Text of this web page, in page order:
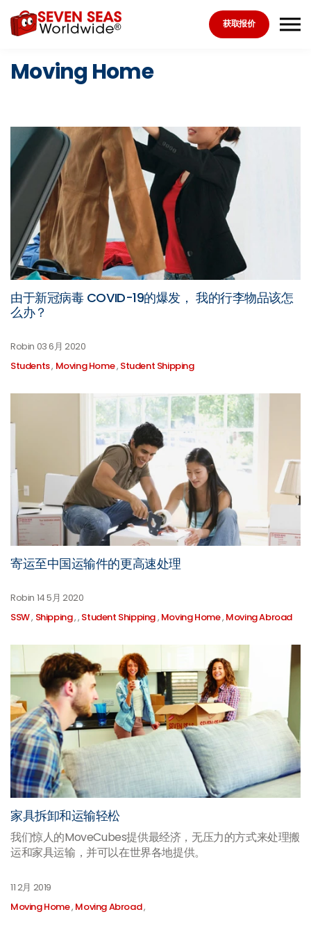
Skip to the content
获取报价
Moving Home
由于新冠病毒 COVID-19的爆发， 我的行李物品该怎
么办？
Robin 03 6月 2020
Students, Moving Home, Student Shipping
寄运至中国运输件的更高速处理
Robin 14 5月 2020
SSW, Shipping,, Student Shipping, Moving Home, Moving Abroad
家具拆卸和运输轻松
我们惊人的MoveCubes提供最经济，无压力的方式来处理搬
运和家具运输，并可以在世界各地提供。
11 2月 2019
Moving Home, Moving Abroad,